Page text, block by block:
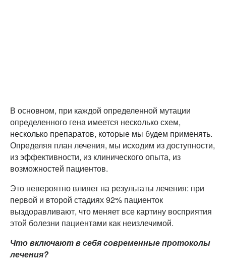
В основном, при каждой определенной мутации
определенного гена имеется несколько схем,
несколько препаратов, которые мы будем применять.
Определяя план лечения, мы исходим из доступности,
из эффективности, из клинического опыта, из
возможностей пациентов.
Это невероятно влияет на результаты лечения: при
первой и второй стадиях 92% пациенток
выздоравливают, что меняет все картину восприятия
этой болезни пациентами как неизлечимой.
Что включают в себя современные протоколы
лечения?